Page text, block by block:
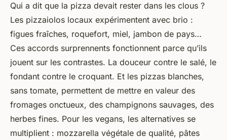
Qui a dit que la pizza devait rester dans les clous ?
Les pizzaiolos locaux expérimentent avec brio :
figues fraîches, roquefort, miel, jambon de pays…
Ces accords surprennents fonctionnent parce qu’ils
jouent sur les contrastes. La douceur contre le salé, le
fondant contre le croquant. Et les pizzas blanches,
sans tomate, permettent de mettre en valeur des
fromages onctueux, des champignons sauvages, des
herbes fines. Pour les vegans, les alternatives se
multiplient : mozzarella végétale de qualité, pâtes